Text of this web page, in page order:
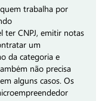
trabalha por
ter CNPJ, emitir notas
um
da categoria e
não precisa
alguns casos. Os